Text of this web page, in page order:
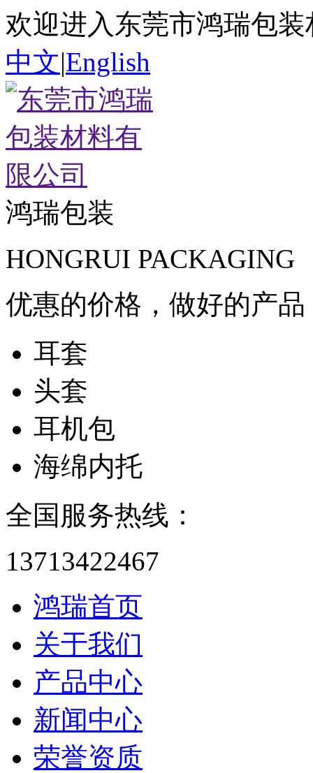
欢迎进入东莞市鸿瑞包
中文|English
鸿瑞包装
HONGRUI PACKAGING
优惠的价格，做好的产品
耳套
头套
耳机包
海绵内托
全国服务热线：
13713422467
鸿瑞首页
关于我们
产品中心
新闻中心
荣誉资质